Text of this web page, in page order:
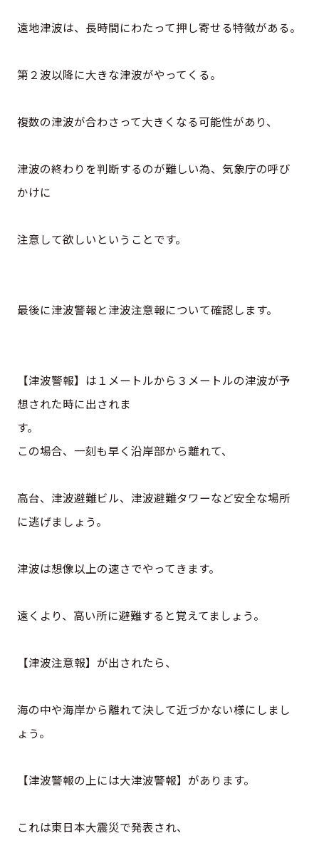
遠地津波は、長時間にわたって押し寄せる特徴がある。
第２波以降に大きな津波がやってくる。
複数の津波が合わさって大きくなる可能性があり、
津波の終わりを判断するのが難しい為、気象庁の呼び
かけに
注意して欲しいということです。
最後に津波警報と津波注意報について確認します。
【津波警報】は１メートルから３メートルの津波が予
想された時に出されま
す
この場合、一刻も早く沿岸部から離れて、
高台、津波避難ビル、津波避難タワーなど安全な場所
に逃げましょう。
津波は想像以上の速さでやってきます。
遠くより、高い所に避難すると覚えてましょう。
【津波注意報】が出されたら、
海の中や海岸から離れて決して近づかない様にしまし
ょう。
【津波警報の上には大津波警報】があります。
これは東日本大震災で発表され、